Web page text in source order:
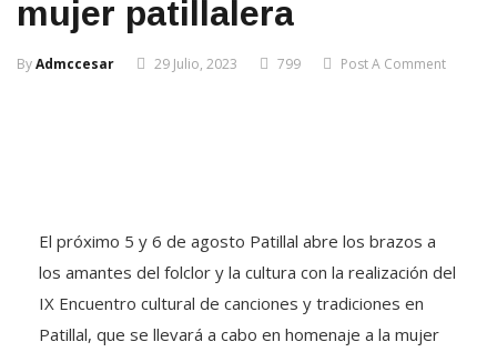
mujer patillalera
ByAdmccesar 29 Julio, 2023 799 Post A Comment
El próximo 5 y 6 de agosto Patillal abre los brazos a
los amantes del folclor y la cultura con la realización del
IX Encuentro cultural de canciones y tradiciones en
Patillal, que se llevará a cabo en homenaje a la mujer